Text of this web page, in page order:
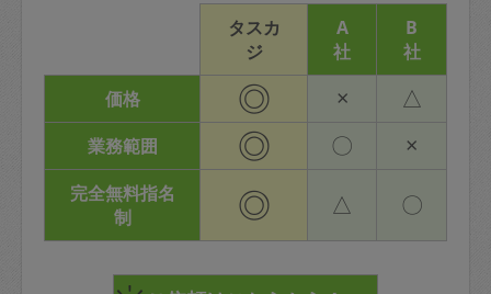
タスカ
ジ
A
社
B
社
価格
◎ × △
業務範囲 ◎ 〇 ×
完全無料指名
制
◎ △ 〇